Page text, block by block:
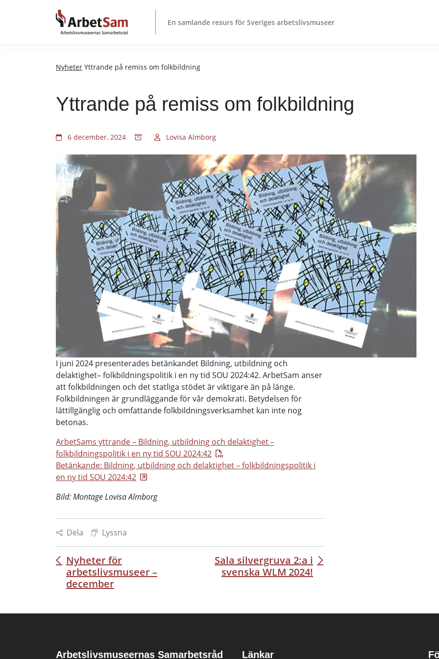
En samlande resurs för Sveriges arbetslivsmuseer
Nyheter Yttrande på remiss om folkbildning
Yttrande på remiss om folkbildning
6 december, 2024 Lovisa Almborg
I juni 2024 presenterades betänkandet Bildning, utbildning och
delaktighet– folkbildningspolitik i en ny tid SOU 2024:42. ArbetSam anser
att folkbildningen och det statliga stödet är viktigare än på länge.
Folkbildningen är grundläggande för vår demokrati. Betydelsen för
lättillgänglig och omfattande folkbildningsverksamhet kan inte nog
betonas.
ArbetSams yttrande – Bildning, utbildning och delaktighet –
folkbildningspolitik i en ny tid SOU 2024:42
Betänkande: Bildning, utbildning och delaktighet – folkbildningspolitik i
en ny tid SOU 2024:42
Bild: Montage Lovisa Almborg
Dela Lyssna
Inläggsnavigering
Nyheter för
arbetslivsmuseer –
december
Sala silvergruva 2:a i
svenska WLM 2024!
Arbetslivsmuseernas Samarbetsråd Länkar